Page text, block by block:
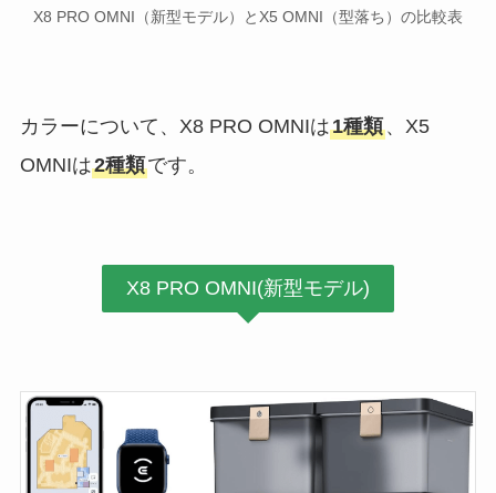
X8 PRO OMNI（新型モデル）とX5 OMNI（型落ち）の比較表
カラーについて、X8 PRO OMNIは1種類、X5
OMNIは2種類です。
X8 PRO OMNI(新型モデル)